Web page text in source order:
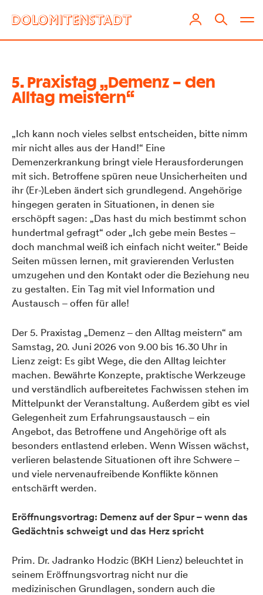
5. Praxistag „Demenz – den
Alltag meistern“
„Ich kann noch vieles selbst entscheiden, bitte nimm
mir nicht alles aus der Hand!“ Eine
Demenzerkrankung bringt viele Herausforderungen
mit sich. Betroffene spüren neue Unsicherheiten und
ihr (Er-)Leben ändert sich grundlegend. Angehörige
hingegen geraten in Situationen, in denen sie
erschöpft sagen: „Das hast du mich bestimmt schon
hundertmal gefragt“ oder „Ich gebe mein Bestes –
doch manchmal weiß ich einfach nicht weiter.“ Beide
Seiten müssen lernen, mit gravierenden Verlusten
umzugehen und den Kontakt oder die Beziehung neu
zu gestalten. Ein Tag mit viel Information und
Austausch – offen für alle!
Der 5. Praxistag „Demenz – den Alltag meistern“ am
Samstag, 20. Juni 2026 von 9.00 bis 16.30 Uhr in
Lienz zeigt: Es gibt Wege, die den Alltag leichter
machen. Bewährte Konzepte, praktische Werkzeuge
und verständlich aufbereitetes Fachwissen stehen im
Mittelpunkt der Veranstaltung. Außerdem gibt es viel
Gelegenheit zum Erfahrungsaustausch – ein
Angebot, das Betroffene und Angehörige oft als
besonders entlastend erleben. Wenn Wissen wächst,
verlieren belastende Situationen oft ihre Schwere –
und viele nervenaufreibende Konflikte können
entschärft werden.
Eröffnungsvortrag: Demenz auf der Spur – wenn das
Gedächtnis schweigt und das Herz spricht
Prim. Dr. Jadranko Hodzic (BKH Lienz) beleuchtet in
seinem Eröffnungsvortrag nicht nur die
medizinischen Grundlagen, sondern auch die